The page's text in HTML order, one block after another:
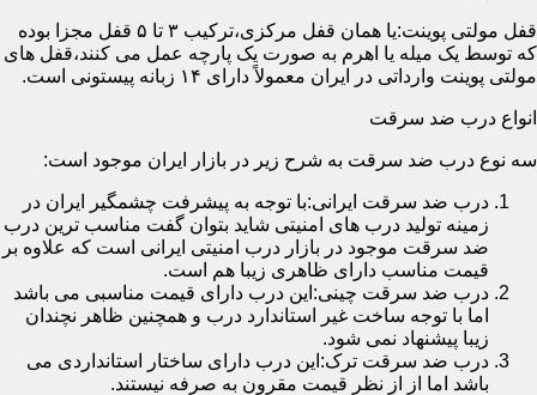
قفل مولتی پوینت:یا همان قفل مرکزی،ترکیب ۳ تا ۵ قفل مجزا بوده
که توسط یک میله یا اهرم به صورت یک پارچه عمل می کنند،قفل های
مولتی پوینت وارداتی در ایران معمولاً دارای ۱۴ زبانه پیستونی است.
انواع درب ضد سرقت
سه نوع درب ضد سرقت به شرح زیر در بازار ایران موجود است:
درب ضد سرقت ایرانی:با توجه به پیشرفت چشمگیر ایران در
زمینه تولید درب های امنیتی شاید بتوان گفت مناسب ترین درب
ضد سرقت موجود در بازار درب امنیتی ایرانی است که علاوه بر
قیمت مناسب دارای ظاهری زیبا هم است.
درب ضد سرقت چینی:این درب دارای قیمت مناسبی می باشد
اما با توجه ساخت غیر استاندارد درب و همچنین ظاهر نچندان
زیبا پیشنهاد نمی شود.
درب ضد سرقت ترک:این درب دارای ساختار استانداردی می
باشد اما از از نظر قیمت مقرون به صرفه نیستند.